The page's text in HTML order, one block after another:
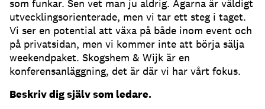
som funkar. Sen vet man ju aldrig. Ägarna är väldigt
utvecklingsorienterade, men vi tar ett steg i taget.
Vi ser en potential att växa på både inom event och
på privatsidan, men vi kommer inte att börja sälja
weekendpaket. Skogshem & Wijk är en
konferensanläggning, det är där vi har vårt fokus.
Beskriv dig själv som ledare.